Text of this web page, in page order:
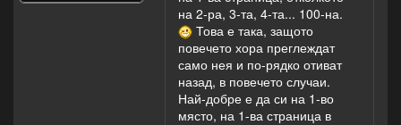
на 2-ра, 3-та, 4-та... 100-на.
Това е така, защото
повечето хора преглеждат
само нея и по-рядко отиват
назад, в повечето случаи.
Най-добре е да си на 1-во
място, на 1-ва страница в